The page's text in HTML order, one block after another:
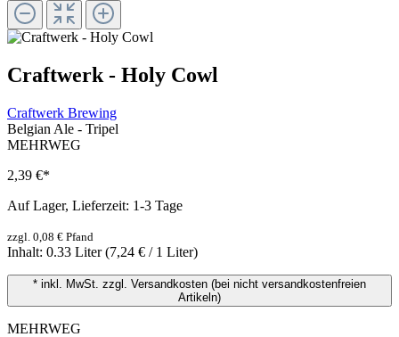
Craftwerk - Holy Cowl
Craftwerk Brewing
Belgian Ale - Tripel
MEHRWEG
2,39 €*
Auf Lager, Lieferzeit: 1-3 Tage
zzgl. 0,08 € Pfand
Inhalt: 0.33 Liter(7,24 € / 1 Liter)
* inkl. MwSt. zzgl. Versandkosten (bei nicht versandkostenfreien
Artikeln)
MEHRWEG